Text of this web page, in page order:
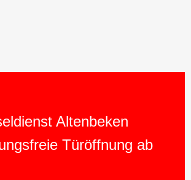
Altenbeken
Türöffnung ab